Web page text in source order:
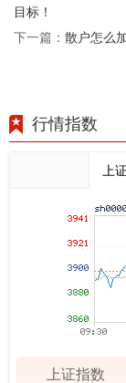
目标！
下一篇： 散户怎么
行情指数
上
上证指数